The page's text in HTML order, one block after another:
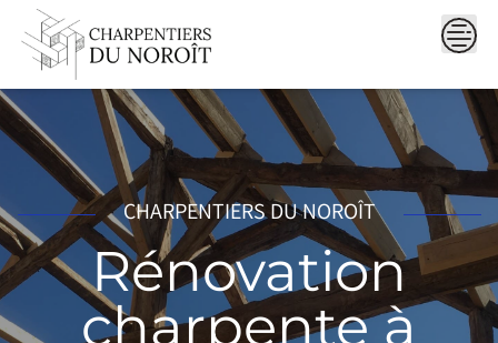
content
CHARPENTIERS DU NOROÎT
Rénovation
charpente à